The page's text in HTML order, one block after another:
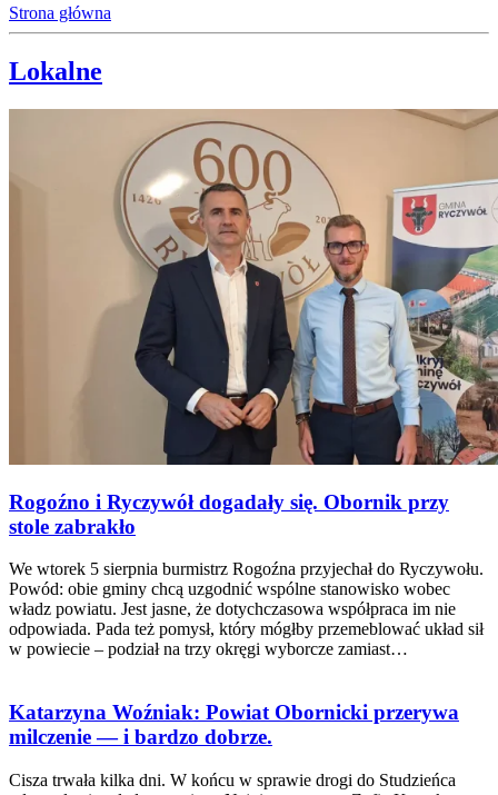
Strona główna
Lokalne
Rogoźno i Ryczywół dogadały się. Obornik przy
stole zabrakło
We wtorek 5 sierpnia burmistrz Rogoźna przyjechał do Ryczywołu.
Powód: obie gminy chcą uzgodnić wspólne stanowisko wobec
władz powiatu. Jest jasne, że dotychczasowa współpraca im nie
odpowiada. Pada też pomysł, który mógłby przemeblować układ sił
w powiecie – podział na trzy okręgi wyborcze zamiast…
Katarzyna Woźniak: Powiat Obornicki przerywa
milczenie — i bardzo dobrze.
Cisza trwała kilka dni. W końcu w sprawie drogi do Studzieńca